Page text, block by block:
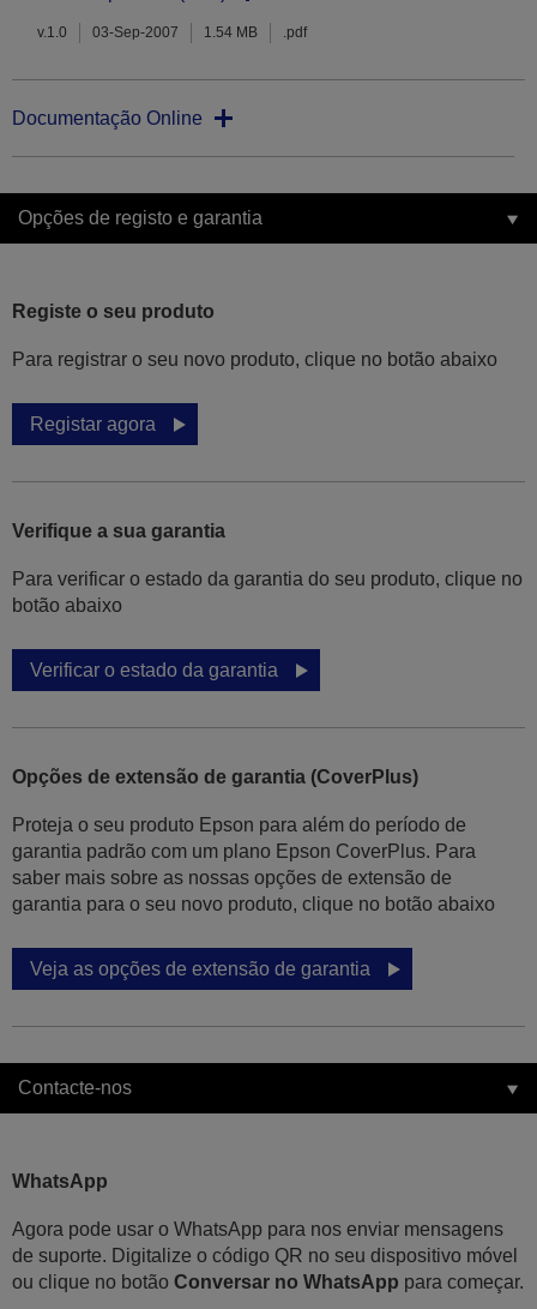
v.1.0 03-Sep-2007 1.54 MB .pdf
Documentação Online
Opções de registo e garantia
Registe o seu produto
Para registrar o seu novo produto, clique no botão abaixo
Registar agora
Verifique a sua garantia
Para verificar o estado da garantia do seu produto, clique no
botão abaixo
Verificar o estado da garantia
Opções de extensão de garantia (CoverPlus)
Proteja o seu produto Epson para além do período de
garantia padrão com um plano Epson CoverPlus. Para
saber mais sobre as nossas opções de extensão de
garantia para o seu novo produto, clique no botão abaixo
Veja as opções de extensão de garantia
Contacte-nos
WhatsApp
Agora pode usar o WhatsApp para nos enviar mensagens
de suporte. Digitalize o código QR no seu dispositivo móvel
ou clique no botão Conversar no WhatsApp para começar.